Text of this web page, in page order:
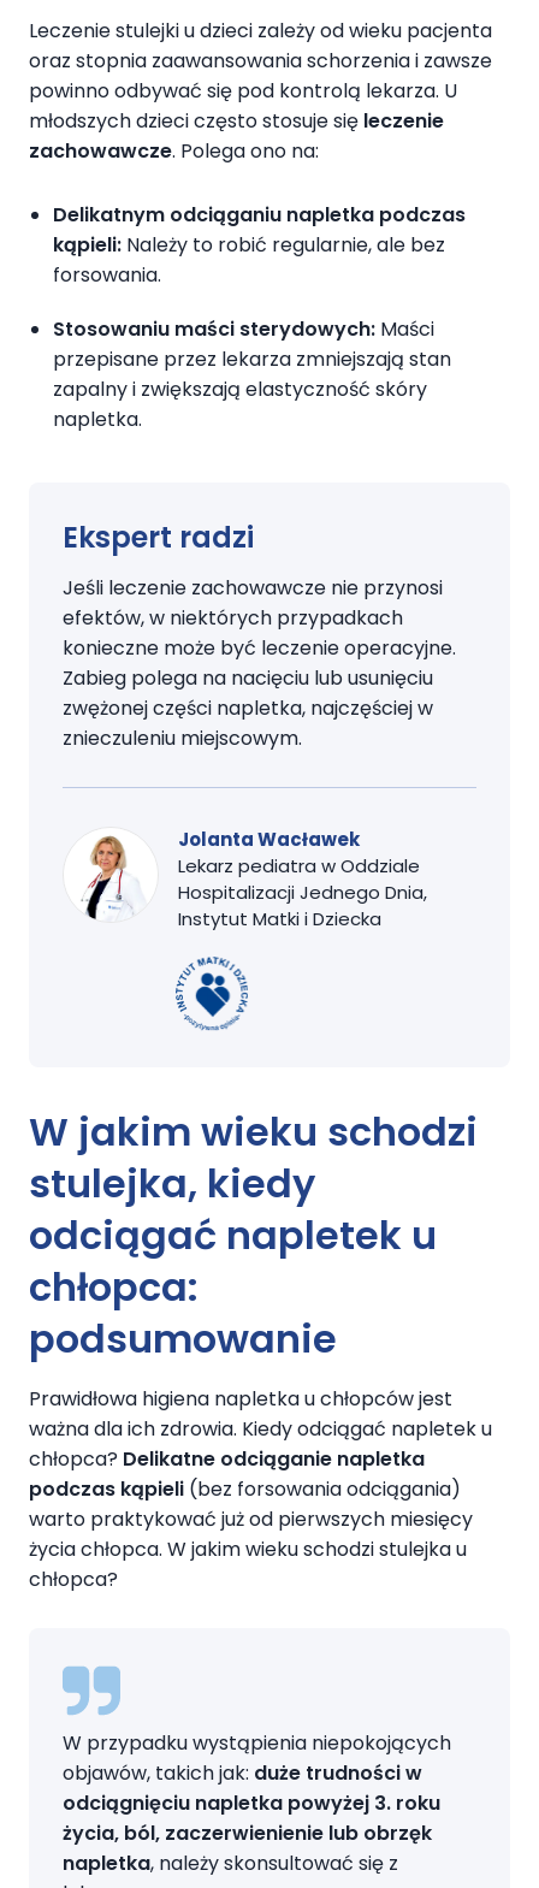
Leczenie stulejki u dzieci zależy od wieku pacjenta
oraz stopnia zaawansowania schorzenia i zawsze
powinno odbywać się pod kontrolą lekarza. U
młodszych dzieci często stosuje się leczenie
zachowawcze. Polega ono na:
Delikatnym odciąganiu napletka podczas
kąpieli: Należy to robić regularnie, ale bez
forsowania.
Stosowaniu maści sterydowych: Maści
przepisane przez lekarza zmniejszają stan
zapalny i zwiększają elastyczność skóry
napletka.
Ekspert radzi
Jeśli leczenie zachowawcze nie przynosi
efektów, w niektórych przypadkach
konieczne może być leczenie operacyjne.
Zabieg polega na nacięciu lub usunięciu
zwężonej części napletka, najczęściej w
znieczuleniu miejscowym.
Jolanta Wacławek
Lekarz pediatra w Oddziale
Hospitalizacji Jednego Dnia,
Instytut Matki i Dziecka
W jakim wieku schodzi
stulejka, kiedy
odciągać napletek u
chłopca:
podsumowanie
Prawidłowa higiena napletka u chłopców jest
ważna dla ich zdrowia. Kiedy odciągać napletek u
chłopca? Delikatne odciąganie napletka
podczas kąpieli (bez forsowania odciągania)
warto praktykować już od pierwszych miesięcy
życia chłopca. W jakim wieku schodzi stulejka u
chłopca?
W przypadku wystąpienia niepokojących
objawów, takich jak: duże trudności w
odciągnięciu napletka powyżej 3. roku
życia, ból, zaczerwienienie lub obrzęk
napletka, należy skonsultować się z